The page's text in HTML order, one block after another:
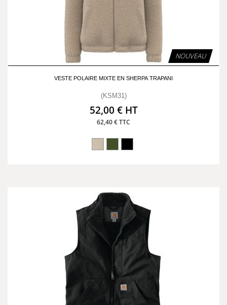
NOUVEAU
VESTE POLAIRE MIXTE EN SHERPA TRAPANI
(KSM31)
52,00 € HT
62,40 € TTC